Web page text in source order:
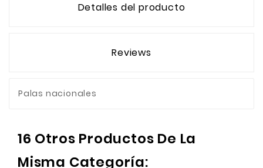
Detalles del producto
Reviews
Palas nacionales
16 Otros Productos De La
Misma Categoría: